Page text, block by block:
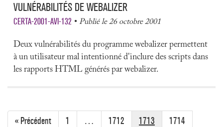
VULNÉRABILITÉS DE WEBALIZER
CERTA-2001-AVI-132 Publié le 26 octobre 2001
Deux vulnérabilités du programme webalizer permettent
à un utilisateur mal intentionné d'inclure des scripts dans
les rapports HTML générés par webalizer.
« Précédent 1 … 1712 1713 1714